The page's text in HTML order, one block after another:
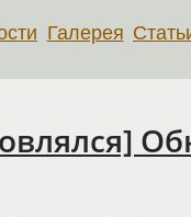
Галерея